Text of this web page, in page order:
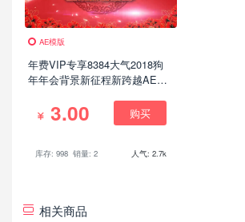
AE模版
年费VIP专享8384大气2018狗
年年会背景新征程新跨越AE模
3.00 购买
库存: 998 销量: 2 人气: 2.7k
相关商品